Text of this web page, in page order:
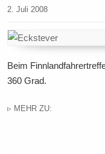
2. Juli 2008
Beim
360 Grad.
▹ MEHR ZU: